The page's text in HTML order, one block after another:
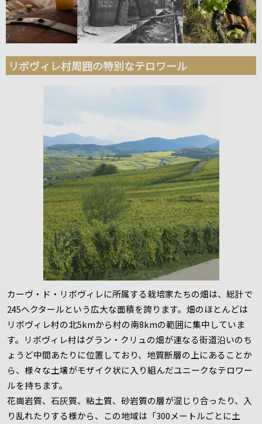
リボヴィレ村周囲の特別なテロワール
カーヴ・ド・リボヴィレに所属する栽培家たちの畑は、総計で
245ヘクタールという広大な面積を誇ります。畑のほとんどは
リボヴィレ村の北5kmから村の南8kmの範囲に集中していま
す。リボヴィレ村はグラン・クリュの畑が連なる街道沿いのち
ょうど中間あたりに位置しており、地質断層の上にあることか
ら、様々な土壌がモザイク状に入り組んだユニークなテロワー
ルを持ちます。
花崗岩質、石灰質、粘土質、砂岩質の層が混じり合ったり、入
り乱れたりする様から、この地域は「300メートルごとに土